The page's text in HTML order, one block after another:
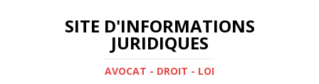
SITE D'INFORMATIONS
JURIDIQUES
AVOCAT - DROIT - LOI